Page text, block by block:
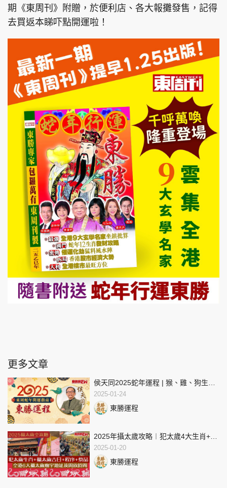
期《東周刊》附贈，於便利店、各大報攤發售，記得
去買返本睇吓點開運啦！
更多文章
侯天同2025蛇年運程 | 猴、雞、狗生肖
運程 | 東周蛇年開運指南
2025-01-24
東勝運程
2025年攝太歲攻略︱犯太歲4大生肖+攝
太歲吉日及程序+6大廟宇開放詳情
2025-01-20
東勝運程